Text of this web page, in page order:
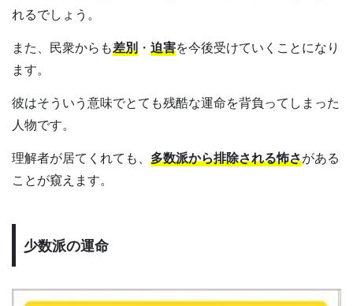
れるでしょう。
また、民衆からも差別 ・ 迫害を今後受けていくことになり
ます。
彼はそういう意味でとても残酷な運命を背負ってしまった
人物です。
理解者が居てくれても、 多数派から排除される怖さがある
ことが窺えます。
少数派の運命